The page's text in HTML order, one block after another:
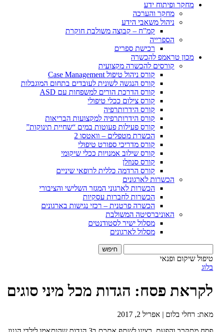
מחקר ופיתוח ידע
מחקר והערכה
ניהול משאבי הידע
קמ”ח – קבוצה משולבת חוקרת
הספרייה
רכישת ספרים
מכון טראמפ להכשרה
קורסים להכשרה מקצועית
קורס ניהול טיפול Case Management
קורס הנגשה לשונית לעובדים בתחום המוגבלות
קורס הדרכת הורים למשפחות עם ASD
קורס צילום ככלי טיפולי
קורס הידרותרפיה
קורס הידרותרפיה למקצועות הבריאות
קורס פעילות פעוטות במים “שחיית תינוקות”
הכשרת מטפלים – וואטסו 2
קורס מדריכי ספורט טיפולי
קורס שילוב אמנויות ככלי שיקומי
קורס סנוזלן
קורס הרדמה כללית לרופאי שיניים
הכשרות לארגונים
הכשרות לארגוני המגזר השלישי והציבורי
הכשרות לחברות עסקיות
הכשרה פרטנית – רכזי נגישות בארגונים
האוניברסיטה המשולבת
מסלול ישיר לסטודנטים
מסלול לארגונים
טיפול שיקום ופנאי
בלוג
לקראת פסח: הגדות מכל מיני סוגים
מאת: רחלי בלום | אפריל 2, 2017